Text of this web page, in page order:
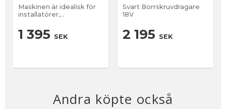
Maskinen är idealisk för
installatörer,
byggarbetare.
1 395 SEK
Svart Borrskruvdragare
18V
2 195 SEK
Andra köpte också